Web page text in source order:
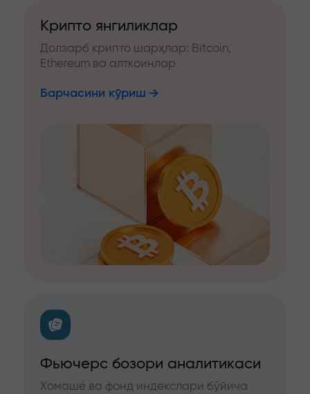
Крипто янгиликлар
Долзарб крипто шарҳлар: Bitcoin,
Ethereum ва алткоинлар
Барчасини кўриш
Фьючерс бозори аналитикаси
Хомашё ва фонд индекслари бўйича